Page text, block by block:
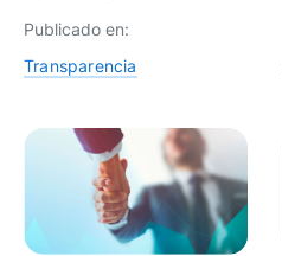
Publicado en:
Transparencia